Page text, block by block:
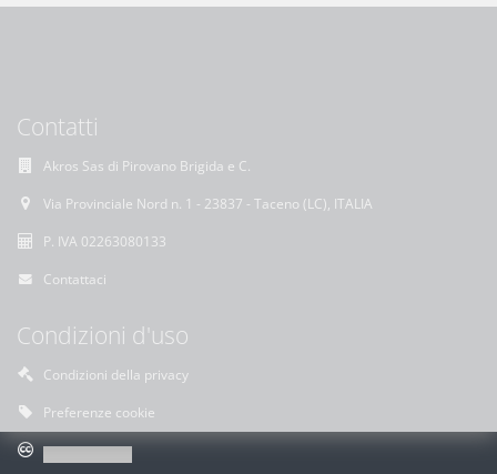
Contatti
Akros Sas di Pirovano Brigida e C.
Via Provinciale Nord n. 1 - 23837 - Taceno (LC), ITALIA
P. IVA 02263080133
Contattaci
Condizioni d'uso
Condizioni della privacy
Preferenze cookie